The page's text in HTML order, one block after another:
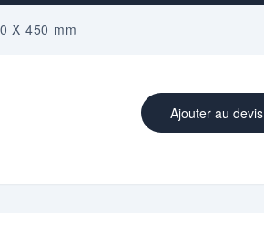
X 450 mm
Ajouter au devis